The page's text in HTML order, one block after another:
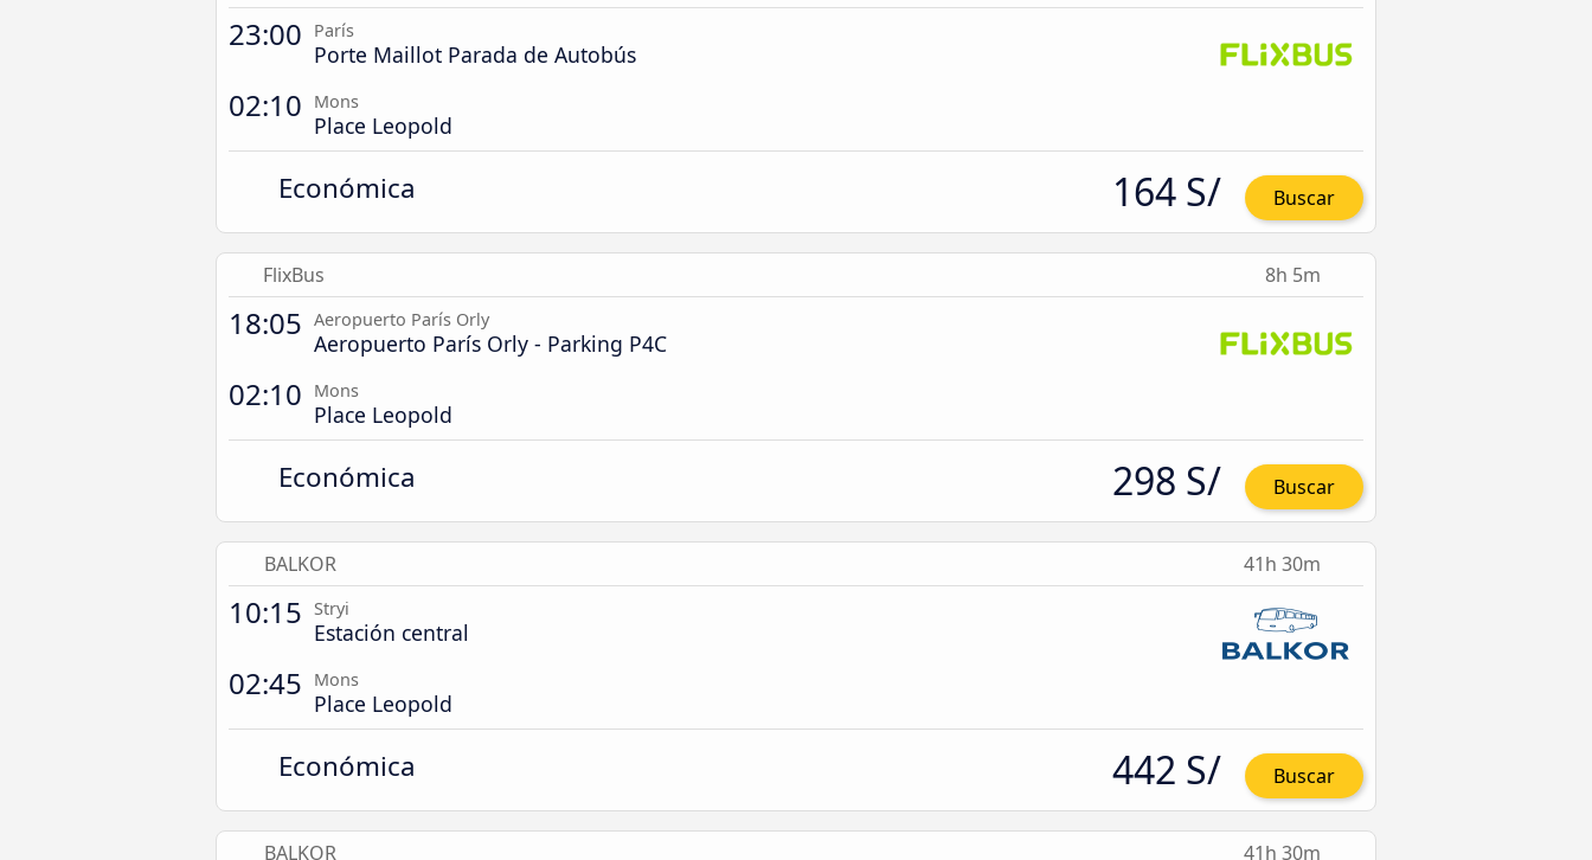
23:00 París
Porte Maillot Parada de Autobús
02:10 Mons
Place Leopold
Económica 164 S/ Buscar
FlixBus 8h 5m
18:05 Aeropuerto París Orly
Aeropuerto París Orly - Parking P4C
02:10 Mons
Place Leopold
Económica 298 S/ Buscar
BALKOR 41h 30m
10:15 Stryi
Estación central
02:45 Mons
Place Leopold
Económica 442 S/ Buscar
BALKOR 41h 30m